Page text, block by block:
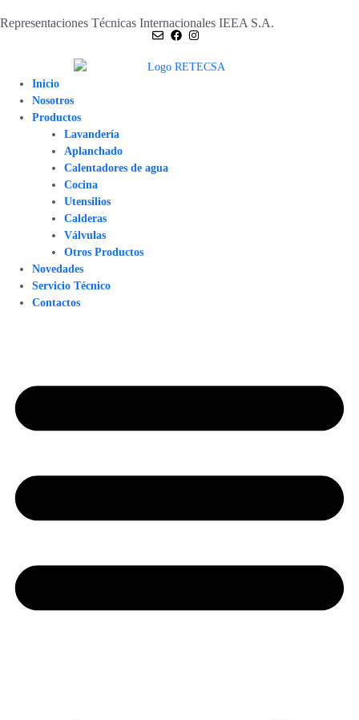
Representaciones Técnicas Internacionales IEEA S.A.
Inicio
Nosotros
Productos
Lavandería
Aplanchado
Calentadores de agua
Cocina
Utensilios
Calderas
Válvulas
Otros Productos
Novedades
Servicio Técnico
Contactos